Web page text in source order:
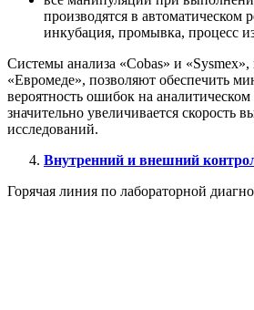
производятся в автоматическом
инкубация, промывка, процесс
Системы анализа «Cobas» и «Sysmex»,
«Евромеде», позволяют обеспечить
вероятность ошибок на
значительно увеличивается скорость
исследований.
Внутренний и внешний
Горячая линия по лабораторной